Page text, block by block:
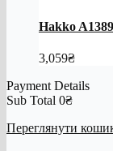
Hakko
3,059₴
Payment Details
Sub Total 0₴
Переглянути